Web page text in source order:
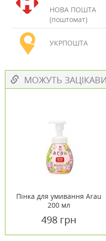
НОВА ПОШТА
(поштомат)
УКРПОШТА
МОЖУТЬ
Пінка для умивання Arau
200 мл
498 грн